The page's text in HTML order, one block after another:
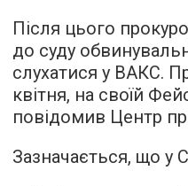
Після цього
до суду
слухатися у ВАКС.
квітня, на своїй
повідомив Центр
Зазначається, що у